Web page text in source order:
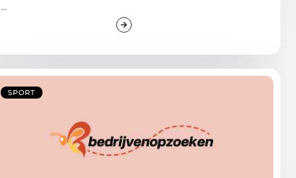
...
SPORT